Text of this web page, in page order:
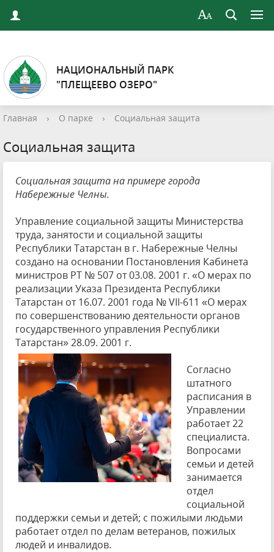
НАЦИОНАЛЬНЫЙ ПАРК
"ПЛЕЩЕЕВО ОЗЕРО"
Главная › О парке › Социальная защита
Социальная защита
Социальная защита на примере города
Набережные Челны.
Управление социальной защиты Министерства
труда, занятости и социальной защиты
Республики Татарстан в г. Набережные Челны
создано на основании Постановления Кабинета
министров РТ № 507 от 03.08. 2001 г. «О мерах по
реализации Указа Президента Республики
Татарстан от 16.07. 2001 года № VII-611 «О мерах
по совершенствованию деятельности органов
государственного управления Республики
Татарстан» 28.09. 2001 г.
Согласно
штатного
расписания в
Управлении
работает 22
специалиста.
Вопросами
семьи и детей
занимается
отдел
социальной
поддержки семьи и детей; с пожилыми людьми
работает отдел по делам ветеранов, пожилых
людей и инвалидов.